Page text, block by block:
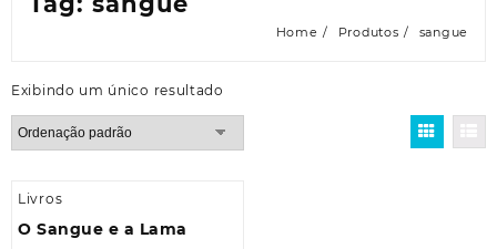
Home Produtos sangue
Exibindo um único resultado
Livros
O Sangue e a Lama